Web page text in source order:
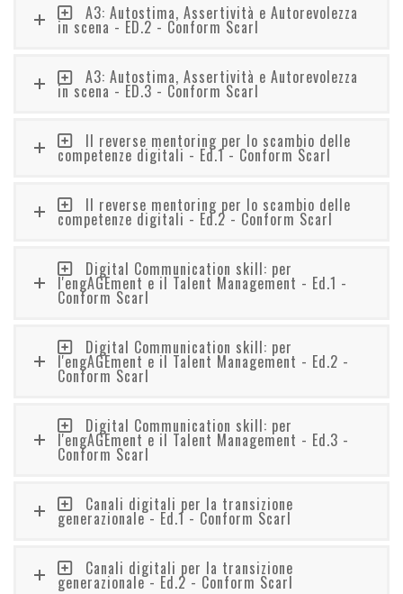
A3: Autostima, Assertività e Autorevolezza
in scena - ED.2 - Conform Scarl
A3: Autostima, Assertività e Autorevolezza
in scena - ED.3 - Conform Scarl
Il reverse mentoring per lo scambio delle
competenze digitali - Ed.1 - Conform Scarl
Il reverse mentoring per lo scambio delle
competenze digitali - Ed.2 - Conform Scarl
Digital Communication skill: per
l'engAGEment e il Talent Management - Ed.1 -
Conform Scarl
Digital Communication skill: per
l'engAGEment e il Talent Management - Ed.2 -
Conform Scarl
Digital Communication skill: per
l'engAGEment e il Talent Management - Ed.3 -
Conform Scarl
Canali digitali per la transizione
generazionale - Ed.1 - Conform Scarl
Canali digitali per la transizione
generazionale - Ed.2 - Conform Scarl